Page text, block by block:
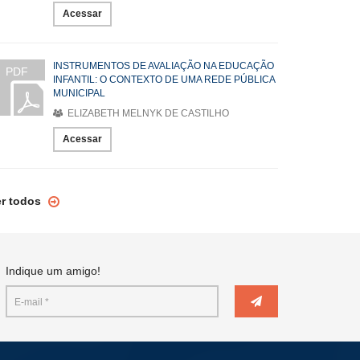
Acessar
PDF
INSTRUMENTOS DE AVALIAÇÃO NA EDUCAÇÃO
INFANTIL: O CONTEXTO DE UMA REDE PÚBLICA
MUNICIPAL
ELIZABETH MELNYK DE CASTILHO
Acessar
todos
Indique um amigo!